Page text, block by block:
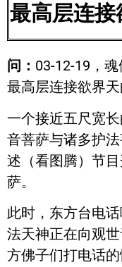
最高层连接
问： 03-12-19，
最高层连接欲界天
一个接近五尺宽
音菩萨与诸多护
述（看图腾）节
萨。
此时，东方台电
法天神正在向观
方佛子们打电话